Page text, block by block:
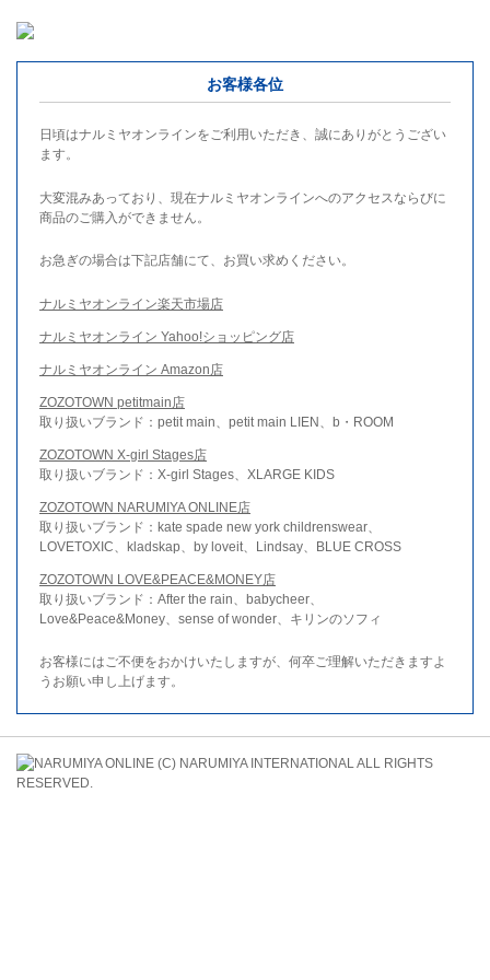
お客様各位
日頃はナルミヤオンラインをご利用いただき、誠にありがとうござい
ます。
大変混みあっており、現在ナルミヤオンラインへのアクセスならびに
商品のご購入ができません。
お急ぎの場合は下記店舗にて、お買い求めください。
ナルミヤオンライン楽天市場店
ナルミヤオンライン Yahoo!ショッピング店
ナルミヤオンライン Amazon店
ZOZOTOWN petitmain店
取り扱いブランド：petit main、petit main LIEN、b・ROOM
ZOZOTOWN X-girl Stages店
取り扱いブランド：X-girl Stages、XLARGE KIDS
ZOZOTOWN NARUMIYA ONLINE店
取り扱いブランド：kate spade new york childrenswear、
LOVETOXIC、kladskap、by loveit、Lindsay、BLUE CROSS
ZOZOTOWN LOVE&PEACE&MONEY店
取り扱いブランド：After the rain、babycheer、
Love&Peace&Money、sense of wonder、キリンのソフィ
お客様にはご不便をおかけいたしますが、何卒ご理解いただきますよ
うお願い申し上げます。